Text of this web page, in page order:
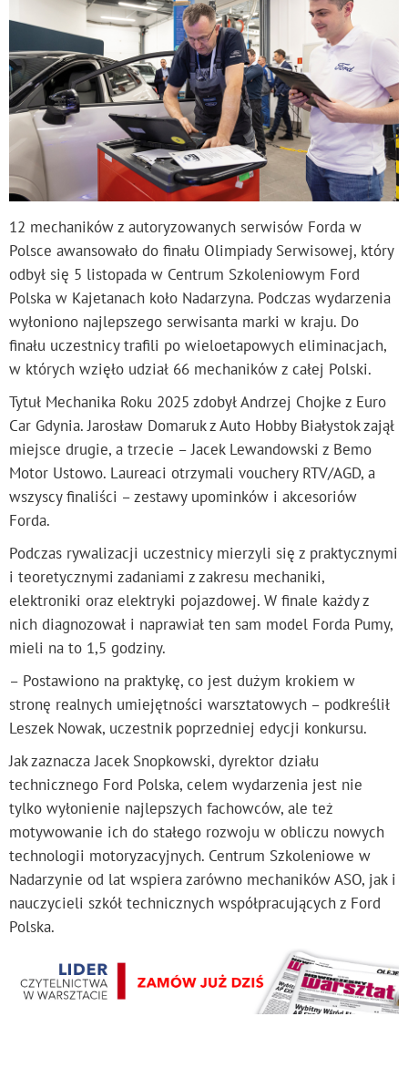
12 mechaników z autoryzowanych serwisów Forda w
Polsce awansowało do finału Olimpiady Serwisowej, który
odbył się 5 listopada w Centrum Szkoleniowym Ford
Polska w Kajetanach koło Nadarzyna. Podczas wydarzenia
wyłoniono najlepszego serwisanta marki w kraju. Do
finału uczestnicy trafili po wieloetapowych eliminacjach,
w których wzięło udział 66 mechaników z całej Polski.
Tytuł Mechanika Roku 2025 zdobył Andrzej Chojke z Euro
Car Gdynia. Jarosław Domaruk z Auto Hobby Białystok zajął
miejsce drugie, a trzecie – Jacek Lewandowski z Bemo
Motor Ustowo. Laureaci otrzymali vouchery RTV/AGD, a
wszyscy finaliści – zestawy upominków i akcesoriów
Forda.
Podczas rywalizacji uczestnicy mierzyli się z praktycznymi
i teoretycznymi zadaniami z zakresu mechaniki,
elektroniki oraz elektryki pojazdowej. W finale każdy z
nich diagnozował i naprawiał ten sam model Forda Pumy,
mieli na to 1,5 godziny.
– Postawiono na praktykę, co jest dużym krokiem w
stronę realnych umiejętności warsztatowych – podkreślił
Leszek Nowak, uczestnik poprzedniej edycji konkursu.
Jak zaznacza Jacek Snopkowski, dyrektor działu
technicznego Ford Polska, celem wydarzenia jest nie
tylko wyłonienie najlepszych fachowców, ale też
motywowanie ich do stałego rozwoju w obliczu nowych
technologii motoryzacyjnych. Centrum Szkoleniowe w
Nadarzynie od lat wspiera zarówno mechaników ASO, jak i
nauczycieli szkół technicznych współpracujących z Ford
Polska.